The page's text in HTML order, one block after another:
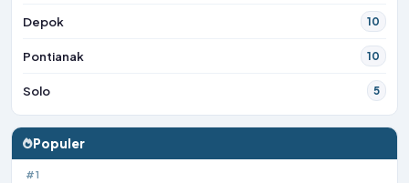
Depok 10
Pontianak 10
Solo 5
Populer
#1